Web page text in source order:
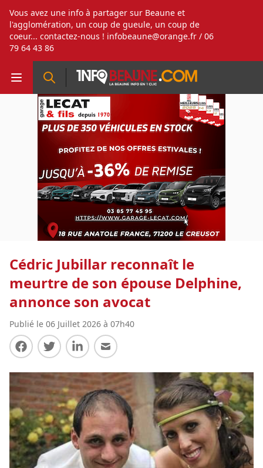
Vous avez une info à partager sur Beaune et
l'agglomération, un coup de gueule, un coup de
coeur... contactez-nous ! infobeaune@orange.fr / 06
79 64 43 86
Cédric Jubillar reconnaît le
meurtre de son épouse Delphine,
annonce son avocat
Publié le 06 Juillet 2026 à 07h40
Partager sur Facebook
Partager sur Twitter
Partager sur LinkedIn
Partager par E-mail